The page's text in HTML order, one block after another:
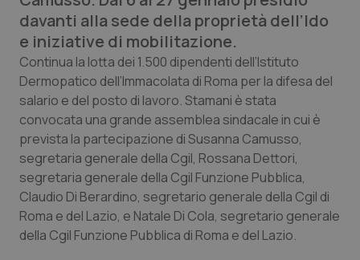
Edizioni Regionali
QS Pro
Professionisti Sanitari.AI
Abruzzo
Basilicata
Calabria
QS Pro Gold
Artrite & artrosi
Asma & BPCO
QS Club Newsletter
davanti alla sede della proprietà dell’Ido
e iniziative di mobilitazione.
Continua la lotta dei 1.500 dipendenti dell’Istituto
Dermopatico dell’Immacolata di Roma per la difesa del
salario e del posto di lavoro. Stamani è stata
convocata una grande assemblea sindacale in cui è
prevista la partecipazione di Susanna Camusso,
segretaria generale della Cgil, Rossana Dettori,
segretaria generale della Cgil Funzione Pubblica,
Claudio Di Berardino, segretario generale della Cgil di
Roma e del Lazio, e Natale Di Cola, segretario generale
della Cgil Funzione Pubblica di Roma e del Lazio.